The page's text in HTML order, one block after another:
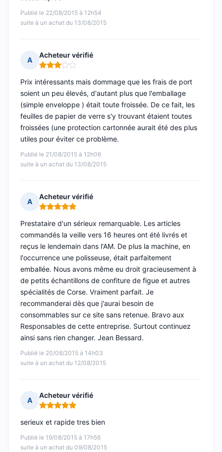
Publié le 22/08/2015 à 12h54
suite à un achat du 13/08/2015
A
Acheteur vérifié
Note : 3 sur 5
Publié le 21/08/2015 à 12h06
suite à un achat du 13/08/2015
Prix intéressants mais dommage que les frais de port
soient un peu élevés, d'autant plus que l'emballage
(simple enveloppe ) était toute froissée. De ce fait, les
feuilles de papier de verre s'y trouvant étaient toutes
froissées (une protection cartonnée aurait été des plus
utiles pour éviter ce problème.
A
Acheteur vérifié
Note : 5 sur 5
Publié le 20/08/2015 à 14h03
suite à un achat du 12/08/2015
Prestataire d'un sérieux remarquable. Les articles
commandés la veille vers 16 heures ont été livrés et
reçus le lendemain dans l'AM. De plus la machine, en
l'occurrence une polisseuse, était parfaitement
emballée. Nous avons même eu droit gracieusement à
de petits échantillons de confiture de figue et autres
spécialités de Corse. Vraiment parfait. Je
recommanderai dès que j'aurai besoin de
consommables sur ce site sans retenue. Bravo aux
Responsables de cette entreprise. Surtout continuez
ainsi sans rien changer. Jean Bessard.
A
Acheteur vérifié
Note : 5 sur 5
Publié le 19/08/2015 à 17h56
suite à un achat du 09/08/2015
serieux et rapide tres bien